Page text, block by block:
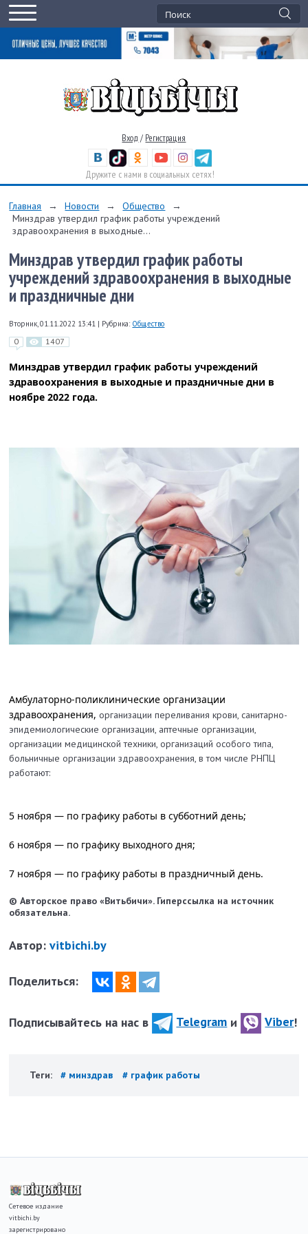
Вход / Регистрация
Дружите с нами в социальных сетях!
Главная → Новости → Общество
→
Минздрав утвердил график работы учреждений
здравоохранения в выходные...
Минздрав утвердил график работы
учреждений здравоохранения в выходные
и праздничные дни
Вторник, 01.11.2022 13:41 | Рубрика: Общество
0 1407
Минздрав утвердил график работы учреждений
здравоохранения в выходные и праздничные дни в
ноябре 2022 года.
Амбулаторно-поликлинические организации
здравоохранения, организации переливания крови, санитарно-
эпидемиологические организации, аптечные организации,
организации медицинской техники, организаций особого типа,
больничные организации здравоохранения, в том числе РНПЦ
работают:
5 ноября — по графику работы в субботний день;
6 ноября — по графику выходного дня;
7 ноября — по графику работы в праздничный день.
© Авторское право «Витьбичи». Гиперссылка на источник
обязательна.
Автор:vitbichi.by
Поделиться:
Подписывайтесь на нас в Telegram и Viber!
Теги: # минздрав # график работы
Сетевое издание
vitbichi.by
зарегистрировано